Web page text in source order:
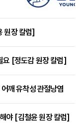
원장 칼럼]
요 [정도감 원장 칼럼]
깨 유착성 관절낭염
야 [김철윤 원장 칼럼]